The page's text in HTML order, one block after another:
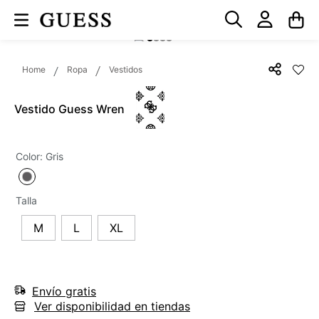
Ropa Vestidos
Vestido Guess Wren
Color: Gris
Talla
M L XL
Envío gratis
Ver disponibilidad en tiendas